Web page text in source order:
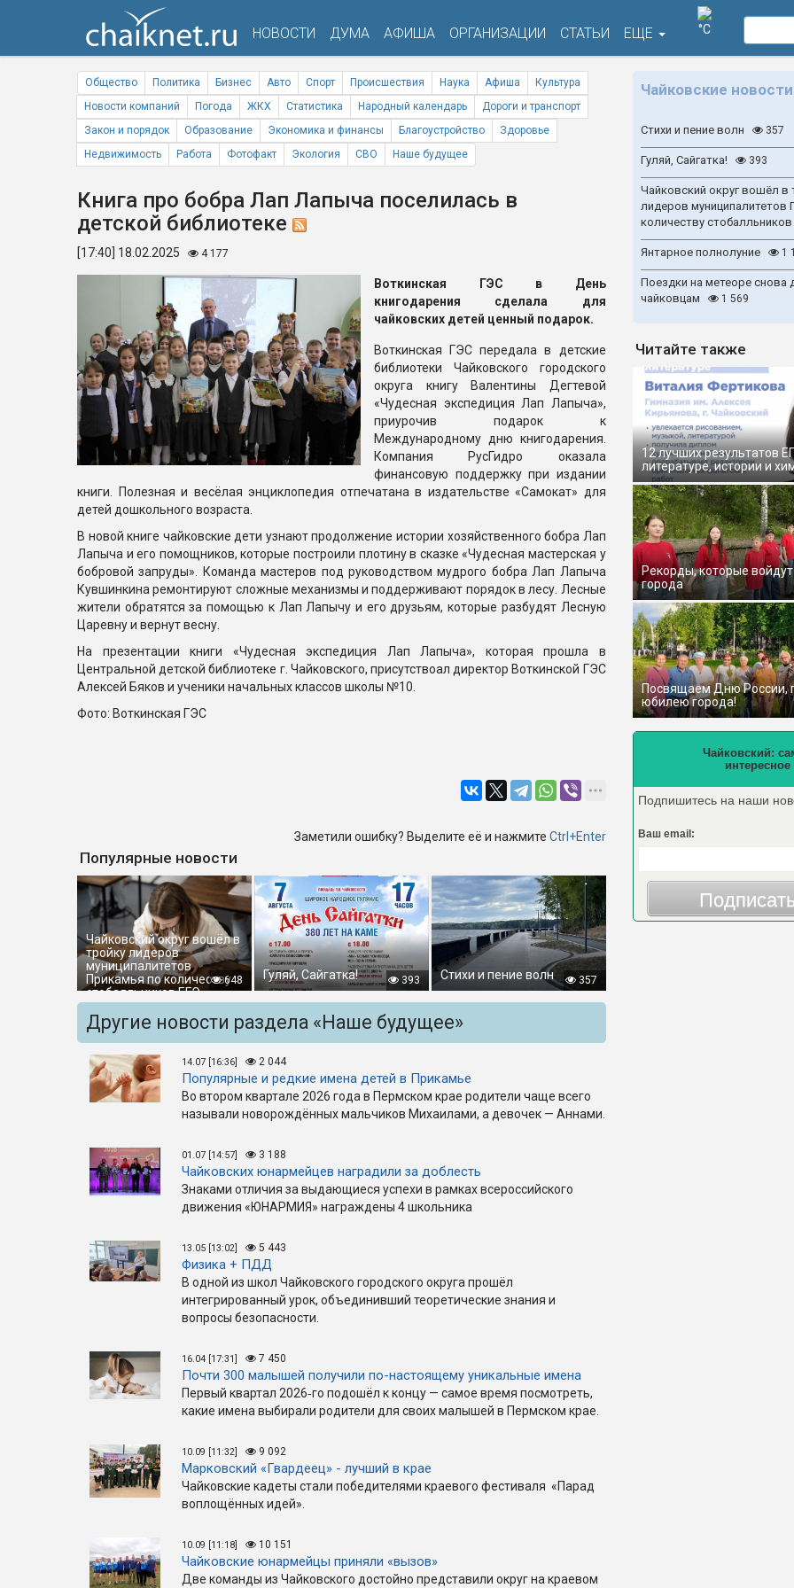
НОВОСТИ ДУМА АФИША ОРГАНИЗАЦИИ СТАТЬИ ЕЩЕ °C
Общество Политика Бизнес Авто Спорт Происшествия Наука Афиша
Культура
Новости компаний
Погода ЖКХ Статистика Народный календарь
Дороги и транспорт
Закон и порядок
Образование Экономика и финансы Благоустройство
Здоровье
Недвижимость
Работа Фотофакт Экология СВО Наше будущее
Книга про бобра Лап Лапыча поселилась в
детской библиотеке
[17:40] 18.02.2025 4 177
Воткинская ГЭС в День
книгодарения сделала для
чайковских детей ценный подарок.
Воткинская ГЭС передала в детские
библиотеки Чайковского городского
округа книгу Валентины Дегтевой
«Чудесная экспедиция Лап Лапыча»,
приурочив подарок к
Международному дню книгодарения.
Компания РусГидро оказала
финансовую поддержку при издании
книги. Полезная и весёлая энциклопедия отпечатана в издательстве «Самокат» для
детей дошкольного возраста.
В новой книге чайковские дети узнают продолжение истории хозяйственного бобра Лап
Лапыча и его помощников, которые построили плотину в сказке «Чудесная мастерская у
бобровой запруды». Команда мастеров под руководством мудрого бобра Лап Лапыча
Кувшинкина ремонтируют сложные механизмы и поддерживают порядок в лесу. Лесные
жители обратятся за помощью к Лап Лапычу и его друзьям, которые разбудят Лесную
Царевну и вернут весну.
На презентации книги «Чудесная экспедиция Лап Лапыча», которая прошла в
Центральной детской библиотеке г. Чайковского, присутствоал директор Воткинской ГЭС
Алексей Бяков и ученики начальных классов школы №10.
Фото: Воткинская ГЭС
Заметили ошибку? Выделите её и нажмите Ctrl+Enter
Популярные новости
Чайковский округ вошёл в
тройку лидеров
муниципалитетов
Прикамья по количеству
стобалльников ЕГЭ
648 Гуляй, Сайгатка! 393 Стихи и пение волн 357
Другие новости раздела «Наше будущее»
14.07 [16:36] 2 044
Популярные и редкие имена детей в Прикамье
Во втором квартале 2026 года в Пермском крае родители чаще всего
называли новорождённых мальчиков Михаилами, а девочек — Аннами.
01.07 [14:57] 3 188
Чайковских юнармейцев наградили за доблесть
Знаками отличия за выдающиеся успехи в рамках всероссийского
движения «ЮНАРМИЯ» награждены 4 школьника
13.05 [13:02] 5 443
Физика + ПДД
В одной из школ Чайковского городского округа прошёл
интегрированный урок, объединивший теоретические знания и
вопросы безопасности.
16.04 [17:31] 7 450
Почти 300 малышей получили по-настоящему уникальные имена
Первый квартал 2026‑го подошёл к концу — самое время посмотреть,
какие имена выбирали родители для своих малышей в Пермском крае.
10.09 [11:32] 9 092
Марковский «Гвардеец» - лучший в крае
Чайковские кадеты стали победителями краевого фестиваля «Парад
воплощённых идей».
10.09 [11:18] 10 151
Чайковские юнармейцы приняли «вызов»
Две команды из Чайковского достойно представили округ на краевом
Чайковские новости
Стихи и пение волн 357
Гуляй, Сайгатка! 393
Чайковский округ вошёл в
лидеров муниципалитетов
количеству
Янтарное полнолуние 1
Поездки на метеоре снова
чайковцам
1 569
Читайте также
12 лучших результатов
литературе, истории и
Рекорды, которые
города
Посвящаем Дню России,
юбилею города!
Чайковский:
интересное
Подпишитесь на наши
Ваш email: